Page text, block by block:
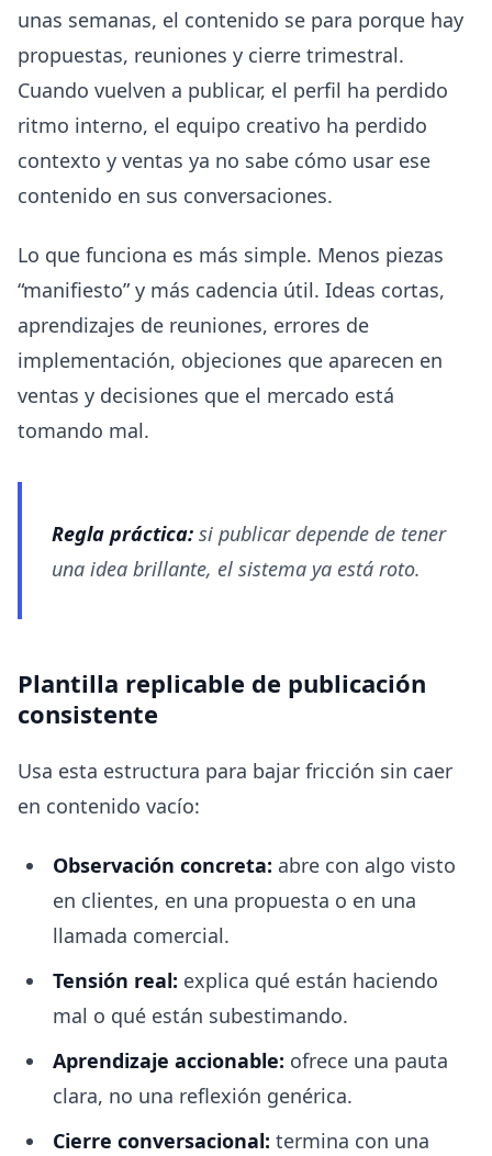
unas semanas, el contenido se para porque hay
propuestas, reuniones y cierre trimestral.
Cuando vuelven a publicar, el perfil ha perdido
ritmo interno, el equipo creativo ha perdido
contexto y ventas ya no sabe cómo usar ese
contenido en sus conversaciones.
Lo que funciona es más simple. Menos piezas
“manifiesto” y más cadencia útil. Ideas cortas,
aprendizajes de reuniones, errores de
implementación, objeciones que aparecen en
ventas y decisiones que el mercado está
tomando mal.
Regla práctica: si publicar depende de tener
una idea brillante, el sistema ya está roto.
Plantilla replicable de publicación
consistente
Usa esta estructura para bajar fricción sin caer
en contenido vacío:
Observación concreta: abre con algo visto
en clientes, en una propuesta o en una
llamada comercial.
Tensión real: explica qué están haciendo
mal o qué están subestimando.
Aprendizaje accionable: ofrece una pauta
clara, no una reflexión genérica.
Cierre conversacional: termina con una